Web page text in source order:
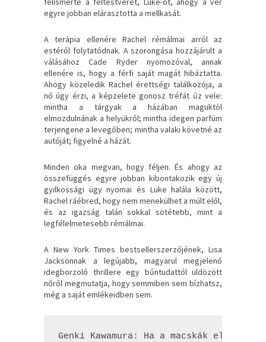
egyre jobban elárasztotta a mellkasát.
A terápia ellenére Rachel rémálmai arról az
estéről folytatódnak. A szorongása hozzájárult a
válásához Cade Ryder nyomozóval, annak
ellenére is, hogy a férfi saját magát hibáztatta.
Ahogy közeledik Rachel érettségi találkozója, a
nő úgy érzi, a képzelete gonosz tréfát űz vele:
mintha a tárgyak a házában maguktól
elmozdulnának a helyükről; mintha idegen parfüm
terjengene a levegőben; mintha valaki követné az
autóját; figyelné a házát.
Minden oka megvan, hogy féljen. És ahogy az
összefüggés egyre jobban kibontakozik egy új
gyilkossági ügy nyomai és Luke halála között,
Rachel ráébred, hogy nem menekülhet a múlt elől,
és az igazság talán sokkal sötétebb, mint a
legfélelmetesebb rémálmai.
A New York Times bestsellerszerzőjének, Lisa
Jacksonnak a legújabb, magyarul megjelenő
idegborzoló thrillere egy bűntudattól üldözött
nőről megmutatja, hogy semmiben sem bízhatsz,
még a saját emlékeidben sem.
Genki Kawamura: Ha ​a macskák